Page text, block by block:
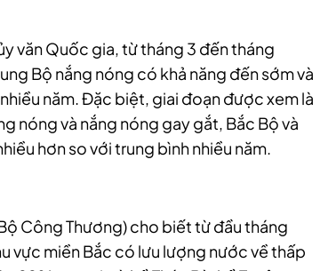
văn Quốc gia, từ tháng 3 đến tháng
Bộ nắng nóng có khả năng đến sớm và
năm. Đặc biệt, giai đoạn được xem là
nóng và nắng nóng gay gắt, Bắc Bộ và
hơn so với trung bình nhiều năm.
Công Thương) cho biết từ đầu tháng
vực miền Bắc có lưu lượng nước về thấp